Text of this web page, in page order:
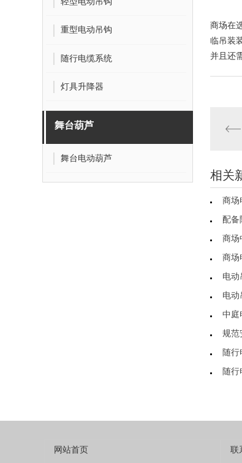
重型电动吊钩
随行电缆系统
灯具升降器
舞台葫芦
舞台电动葫芦
商场在
临吊装
并且还
相关
商场
配备
商场
商场
电动
电动
中庭
规范
随行
随行
网站首页 联